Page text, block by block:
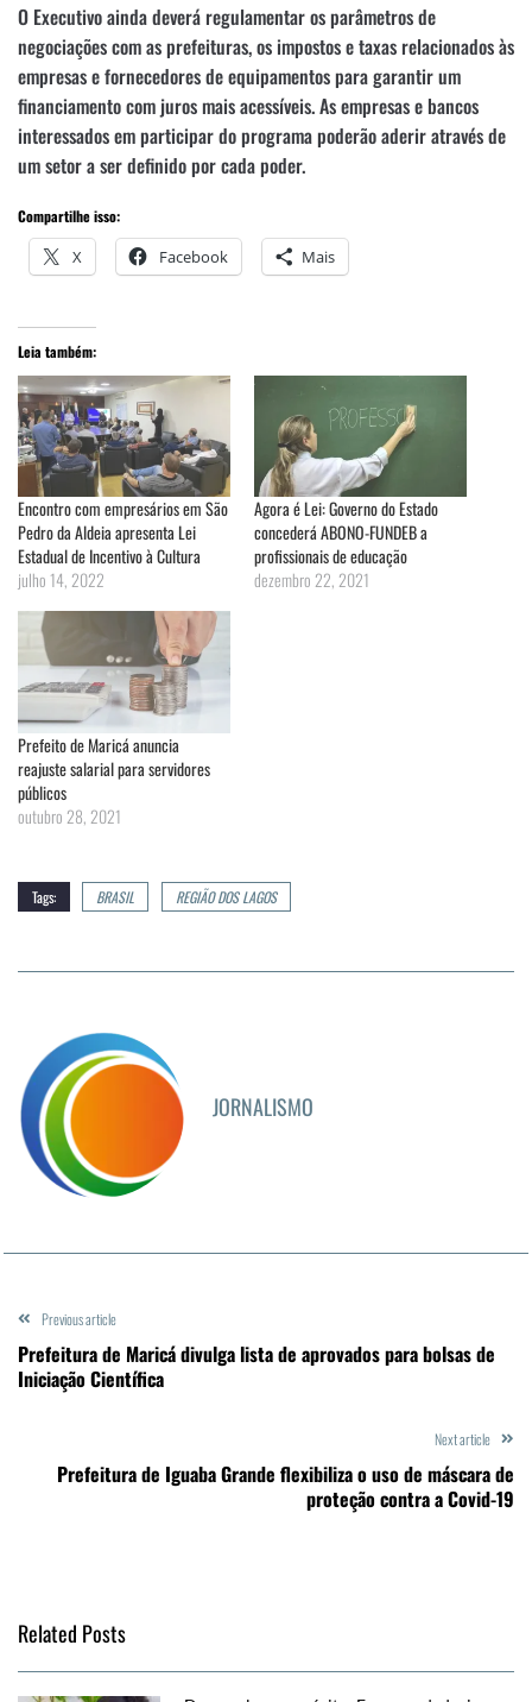
O Executivo ainda deverá regulamentar os parâmetros de
negociações com as prefeituras, os impostos e taxas relacionados às
empresas e fornecedores de equipamentos para garantir um
financiamento com juros mais acessíveis. As empresas e bancos
interessados em participar do programa poderão aderir através de
um setor a ser definido por cada poder.
Compartilhe isso:
X Facebook Mais
Leia também:
Encontro com empresários em São
Pedro da Aldeia apresenta Lei
Estadual de Incentivo à Cultura
julho 14, 2022
Agora é Lei: Governo do Estado
concederá ABONO-FUNDEB a
profissionais de educação
dezembro 22, 2021
Prefeito de Maricá anuncia
reajuste salarial para servidores
públicos
outubro 28, 2021
Tags: BRASIL REGIÃO DOS LAGOS
JORNALISMO
Previous article
Prefeitura de Maricá divulga lista de aprovados para bolsas de
Iniciação Científica
Next article
Prefeitura de Iguaba Grande flexibiliza o uso de máscara de
proteção contra a Covid-19
Related Posts